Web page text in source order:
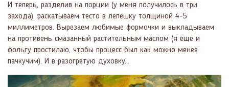
И теперь, разделив на порции (у меня получилось в три
захода), раскатываем тесто в лепешку толщиной 4-5
миллиметров. Вырезаем любимые формочки и выкладываем
на противень смазанный растительным маслом (я еще и
фольгу простилаю, чтобы процесс был как можно менее
пачкучим). И в разогретую духовку...